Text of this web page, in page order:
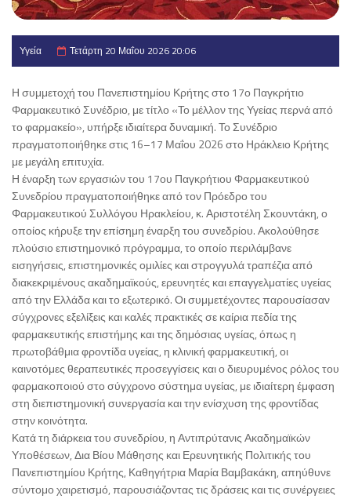
Υγεία Τετάρτη 20 Μαΐου 2026 20:06
Η συμμετοχή του Πανεπιστημίου Κρήτης στο 17ο Παγκρήτιο
Φαρμακευτικό Συνέδριο, με τίτλο «Το μέλλον της Υγείας περνά από
το φαρμακείο», υπήρξε ιδιαίτερα δυναμική. Το Συνέδριο
πραγματοποιήθηκε στις 16–17 Μαΐου 2026 στο Ηράκλειο Κρήτης
με μεγάλη επιτυχία.
Η έναρξη των εργασιών του 17ου Παγκρήτιου Φαρμακευτικού
Συνεδρίου πραγματοποιήθηκε από τον Πρόεδρο του
Φαρμακευτικού Συλλόγου Ηρακλείου, κ. Αριστοτέλη Σκουντάκη, ο
οποίος κήρυξε την επίσημη έναρξη του συνεδρίου. Ακολούθησε
πλούσιο επιστημονικό πρόγραμμα, το οποίο περιλάμβανε
εισηγήσεις, επιστημονικές ομιλίες και στρογγυλά τραπέζια από
διακεκριμένους ακαδημαϊκούς, ερευνητές και επαγγελματίες υγείας
από την Ελλάδα και το εξωτερικό. Οι συμμετέχοντες παρουσίασαν
σύγχρονες εξελίξεις και καλές πρακτικές σε καίρια πεδία της
φαρμακευτικής επιστήμης και της δημόσιας υγείας, όπως η
πρωτοβάθμια φροντίδα υγείας, η κλινική φαρμακευτική, οι
καινοτόμες θεραπευτικές προσεγγίσεις και ο διευρυμένος ρόλος του
φαρμακοποιού στο σύγχρονο σύστημα υγείας, με ιδιαίτερη έμφαση
στη διεπιστημονική συνεργασία και την ενίσχυση της φροντίδας
στην κοινότητα.
Κατά τη διάρκεια του συνεδρίου, η Αντιπρύτανις Ακαδημαϊκών
Υποθέσεων, Δια Βίου Μάθησης και Ερευνητικής Πολιτικής του
Πανεπιστημίου Κρήτης, Καθηγήτρια Μαρία Βαμβακάκη, απηύθυνε
σύντομο χαιρετισμό, παρουσιάζοντας τις δράσεις και τις συνέργειες